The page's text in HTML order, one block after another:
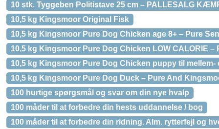
10 stk. Tyggeben Politistave 25 cm – PALLESALG
10,5 kg Kingsmoor Original Fisk
10,5 kg Kingsmoor Pure Dog Chicken age 8+ – Pure
10,5 kg Kingsmoor Pure Dog Chicken LOW CALORIE
10,5 kg Kingsmoor Pure Dog Chicken puppy til mellem-
10,5 kg Kingsmoor Pure Dog Duck – Pure And
100 hurtige spørgsmål og svar om din nye hvalp
100 måder til at forbedre din hests uddannelse / bog
100 måder til at forbedre din ridning. Alm. rytterfejl og